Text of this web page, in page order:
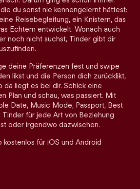
du sonst nie kennengelernt hättest:
Reisebegleitung, ein Knistern, das
Echtem entwickelt. Wonach auch
noch nicht suchst, Tinder gibt dir
deine Präferenzen fest und swipe
likst und die Person dich zurücklikt,
da liegt es bei dir. Schick eine
Plan und schau, was passiert. Mit
Date, Music Mode, Passport, Best
für jede Art von Beziehung
oder irgendwo dazwischen.
kostenlos für iOS und Android